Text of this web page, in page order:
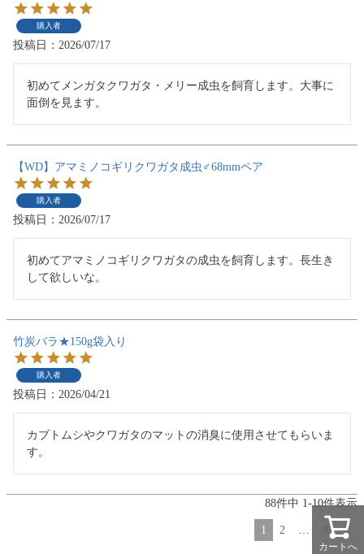
購入者
投稿日 2026/07/17
初めてメンガタクワガタ・メリー成虫を飼育します。大事に
面倒を見ます。
【WD】アマミノコギリクワガタ成虫♂68mmペア
購入者
投稿日 2026/07/17
初めてアマミノコギリクワガタの成虫を飼育します。長生き
して欲しいな。
竹炭バラ★150g袋入り
購入者
投稿日 2026/04/21
カブトムシやクワガタのマットの消臭に使用させてもらいま
す。
88件中 1-10件表示
1 2 …
カートへ